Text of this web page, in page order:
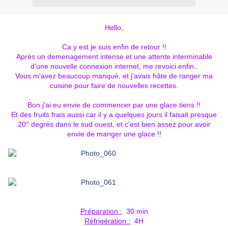
Hello,
Ca y est je suis enfin de retour !!
Après un demenagement intense et une attente interminable
d'une nouvelle connexion internet, me revoici enfin..
Vous m'avez beaucoup manqué, et j'avais hâte de ranger ma
cuisine pour faire de nouvelles recettes.
Bon j'ai eu envie de commencer par une glace tiens !!
Et des fruits frais aussi car il y a quelques jours il faisait presque
20° degrés dans le sud ouest, et c'est bien assez pour avoir
envie de manger une glace !!
Préparation : 30 min
Réfrigération : 4H